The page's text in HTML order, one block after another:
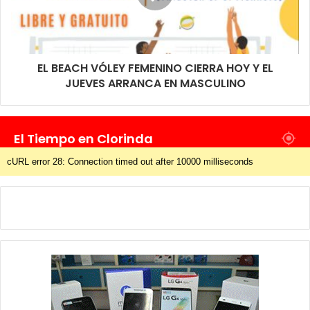
EL BEACH VÓLEY FEMENINO CIERRA HOY Y EL
JUEVES ARRANCA EN MASCULINO
El Tiempo en Clorinda
cURL error 28: Connection timed out after 10000 milliseconds